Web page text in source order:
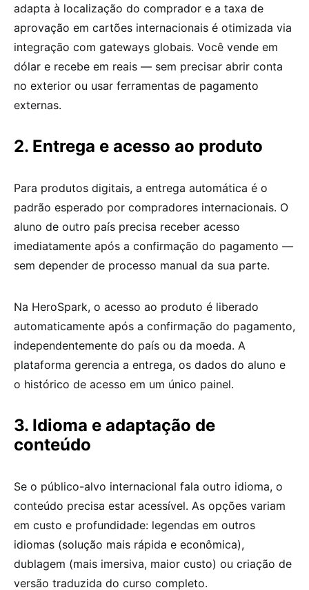
adapta à localização do comprador e a taxa de
aprovação em cartões internacionais é otimizada via
integração com gateways globais. Você vende em
dólar e recebe em reais — sem precisar abrir conta
no exterior ou usar ferramentas de pagamento
externas.
2. Entrega e acesso ao produto
Para produtos digitais, a entrega automática é o
padrão esperado por compradores internacionais. O
aluno de outro país precisa receber acesso
imediatamente após a confirmação do pagamento —
sem depender de processo manual da sua parte.
Na HeroSpark, o acesso ao produto é liberado
automaticamente após a confirmação do pagamento,
independentemente do país ou da moeda. A
plataforma gerencia a entrega, os dados do aluno e
o histórico de acesso em um único painel.
3. Idioma e adaptação de
conteúdo
Se o público-alvo internacional fala outro idioma, o
conteúdo precisa estar acessível. As opções variam
em custo e profundidade: legendas em outros
idiomas (solução mais rápida e econômica),
dublagem (mais imersiva, maior custo) ou criação de
versão traduzida do curso completo.